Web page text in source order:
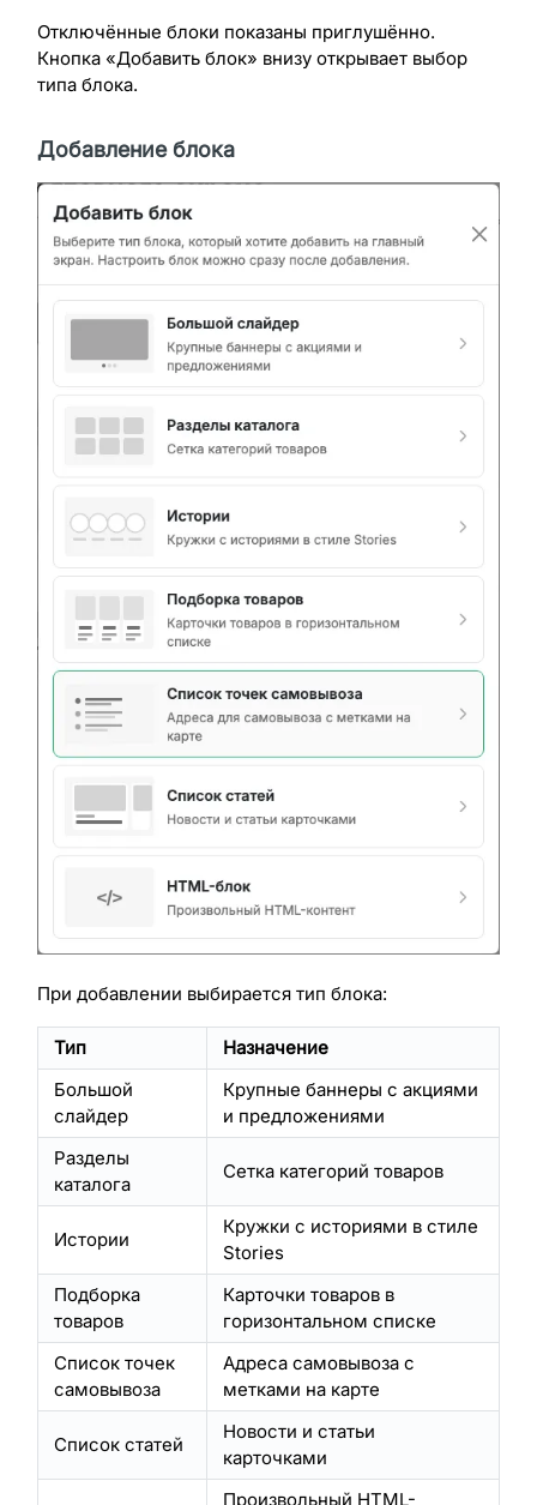
Отключённые блоки показаны приглушённо.
Кнопка «Добавить блок» внизу открывает выбор
типа блока.
Добавление блока
При добавлении выбирается тип блока:
Тип
Назначение
Большой
слайдер
Крупные баннеры с акциями
и предложениями
Разделы
каталога
Сетка категорий товаров
Истории
Кружки с историями в стиле
Stories
Подборка
товаров
Карточки товаров в
горизонтальном списке
Список точек
самовывоза
Адреса самовывоза с
метками на карте
Список статей
Новости и статьи
карточками
Произвольный HTML-